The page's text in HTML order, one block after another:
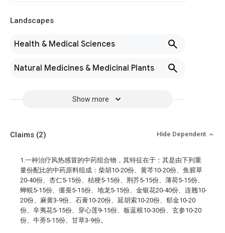
Landscapes
Health & Medical Sciences
Natural Medicines & Medicinal Plants
Show more
Claims (2) Hide Dependent
1.一种治疗风热感冒的中药组合物，其特征在于：其是由下列重
量份配比的中药原料组成：柴胡10-20份、黄芩10-20份、鱼腥草
20-40份、杏仁5-15份、桔梗5-15份、荆芥5-15份、薄荷5-15份、
蝉蜕5-15份、僵蚕5-15份、地龙5-15份、金银花20-40份、连翘10-
20份、麻黄3-9份、石膏10-20份、延胡索10-20份、郁金10-20
份、辛夷花5-15份、穿心莲9-15份、板蓝根10-30份、玄参10-20
份、牛蒡5-15份、甘草3-9份。